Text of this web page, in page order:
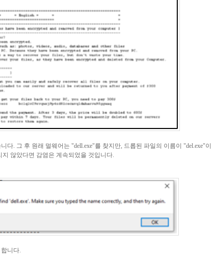
다. 그 후 원래 멀웨어는 "dell.exe"를 찾지만, 드롭된 파일의 이름이 "del.exe"이
지 않았다면 감염은 계속되었을 것입니다.
니다.